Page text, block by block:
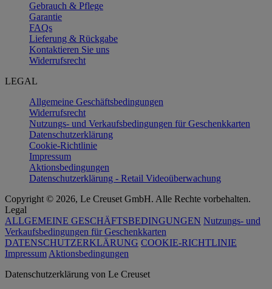
Gebrauch & Pflege
Garantie
FAQs
Lieferung & Rückgabe
Kontaktieren Sie uns
Widerrufsrecht
LEGAL
Allgemeine Geschäftsbedingungen
Widerrufsrecht
Nutzungs- und Verkaufsbedingungen für Geschenkkarten
Datenschutzerklärung
Cookie-Richtlinie
Impressum
Aktionsbedingungen
Datenschutzerklärung - Retail Videoüberwachung
Copyright © 2026, Le Creuset GmbH. Alle Rechte vorbehalten.
Legal
ALLGEMEINE GESCHÄFTSBEDINGUNGEN Nutzungs- und
Verkaufsbedingungen für Geschenkkarten
DATENSCHUTZERKLÄRUNG COOKIE-RICHTLINIE
ImpressumAktionsbedingungen
Datenschutz­erklärung von Le Creuset